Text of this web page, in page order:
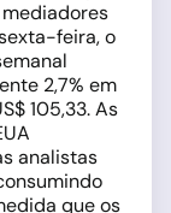
feira, o
2,7% em
105,33. As
analistas
que os